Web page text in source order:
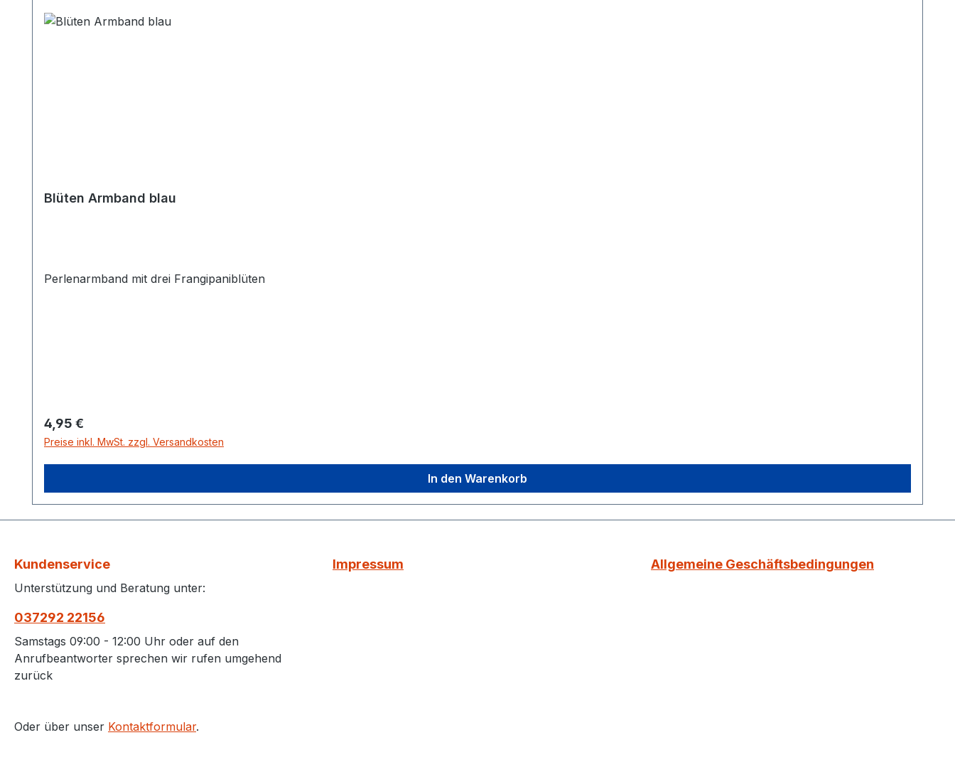
Blüten Armband blau
Perlenarmband mit drei Frangipaniblüten
Regulärer Preis:
4,95 €
Preise inkl. MwSt. zzgl. Versandkosten
In den Warenkorb
Kundenservice
Unterstützung und Beratung unter:
037292 22156
Samstags 09:00 - 12:00 Uhr oder auf den
Anrufbeantworter sprechen wir rufen umgehend
zurück
Oder über unser Kontaktformular.
Impressum Allgemeine Geschäftsbedingungen